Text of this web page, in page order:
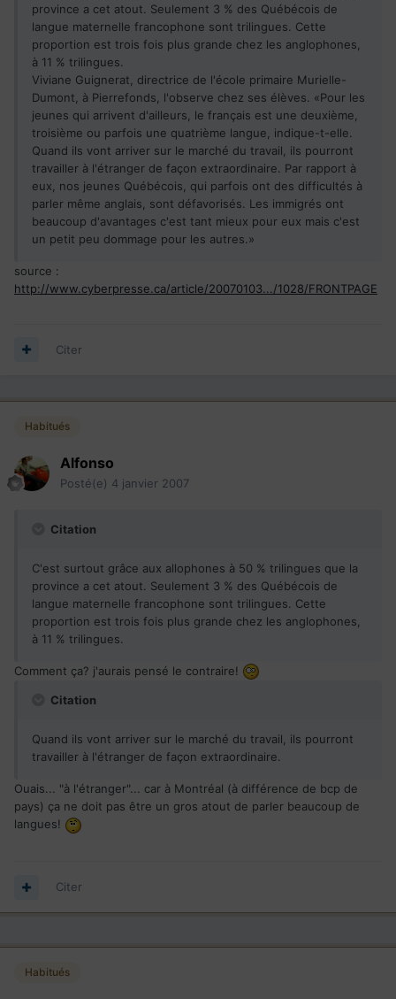
province a cet atout. Seulement 3 % des Québécois de
langue maternelle francophone sont trilingues. Cette
proportion est trois fois plus grande chez les anglophones,
à 11 % trilingues.
Viviane Guignerat, directrice de l'école primaire Murielle-
Dumont, à Pierrefonds, l'observe chez ses élèves. «Pour les
jeunes qui arrivent d'ailleurs, le français est une deuxième,
troisième ou parfois une quatrième langue, indique-t-elle.
Quand ils vont arriver sur le marché du travail, ils pourront
travailler à l'étranger de façon extraordinaire. Par rapport à
eux, nos jeunes Québécois, qui parfois ont des difficultés à
parler même anglais, sont défavorisés. Les immigrés ont
beaucoup d'avantages c'est tant mieux pour eux mais c'est
un petit peu dommage pour les autres.»
source :
http://www.cyberpresse.ca/article/20070103.../1028/FRONTPAGE
Citer
Habitués
Alfonso
Posté(e) 4 janvier 2007
Citation
C'est surtout grâce aux allophones à 50 % trilingues que la
province a cet atout. Seulement 3 % des Québécois de
langue maternelle francophone sont trilingues. Cette
proportion est trois fois plus grande chez les anglophones,
à 11 % trilingues.
Comment ça? j'aurais pensé le contraire!
Citation
Quand ils vont arriver sur le marché du travail, ils pourront
travailler à l'étranger de façon extraordinaire.
Ouais... "à l'étranger"... car à Montréal (à différence de bcp de
pays) ça ne doit pas être un gros atout de parler beaucoup de
langues!
Citer
Habitués